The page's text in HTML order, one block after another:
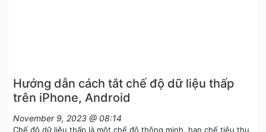
Hướng dẫn cách tắt chế độ dữ liệu thấp
trên iPhone, Android
November 9, 2023 @ 08:14
Chế độ dữ liệu thấp là một chế độ thông minh, hạn chế tiêu thụ